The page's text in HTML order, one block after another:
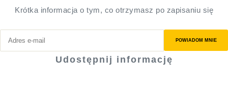
Krótka informacja o tym, co otrzymasz po zapisaniu się
POWIADOM MNIE
Udostępnij informację